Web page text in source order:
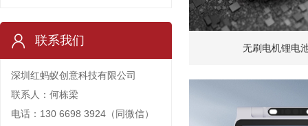
联系我们
深圳红蚂蚁创意科技有限公司
联系人：何栋梁
电话：130 6698 3924（同微信）
无刷电机锂电